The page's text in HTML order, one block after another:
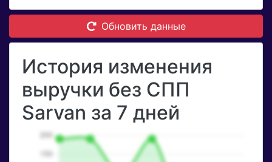
Обновить данные
История изменения
выручки без СПП
Sarvan за 7 дней